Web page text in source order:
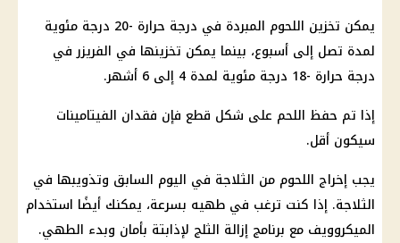
يمكن تخزين اللحوم المبردة في درجة حرارة -20 درجة مئوية
لمدة تصل إلى أسبوع، بينما يمكن تخزينها في الفريزر في
درجة حرارة -18 درجة مئوية لمدة 4 إلى 6 أشهر.
إذا تم حفظ اللحم على شكل قطع فإن فقدان الفيتامينات
سيكون أقل.
يجب إخراج اللحوم من الثلاجة في اليوم السابق وتذويبها في
الثلاجة. إذا كنت ترغب في طهيه بسرعة، يمكنك أيضًا استخدام
الميكروويف مع برنامج إزالة الثلج لإذابتة بأمان وبدء الطهي.